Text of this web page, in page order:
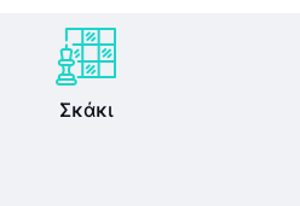
Σκάκι